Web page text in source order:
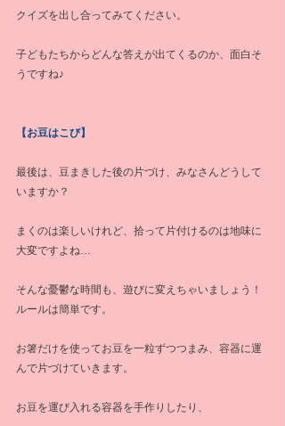
クイズを出し合ってみてください。
子どもたちからどんな答えが出てくるのか、面白そ
うですね♪
【お豆はこび】
最後は、豆まきした後の片づけ、みなさんどうして
いますか？
まくのは楽しいけれど、拾って片付けるのは地味に
大変ですよね…
そんな憂鬱な時間も、遊びに変えちゃいましょう！
ルールは簡単です。
お箸だけを使ってお豆を一粒ずつつまみ、容器に運
んで片づけていきます。
お豆を運び入れる容器を手作りしたり、